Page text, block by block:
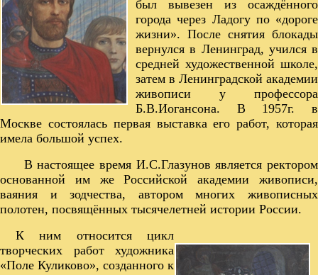
был вывезен из осаждённого
города через Ладогу по «дороге
жизни». После снятия блокады
вернулся в Ленинград, учился в
средней художественной школе,
затем в Ленинградской академии
живописи у профессора
Б.В.Иогансона. В 1957г. в
Москве состоялась первая выставка его работ, которая
имела большой успех.
В настоящее время И.С.Глазунов является ректором
основанной им же Российской академии живописи,
ваяния и зодчества, автором многих живописных
полотен, посвящённых тысячелетней истории России.
К ним относится цикл
творческих работ художника
«Поле Куликово», созданного к